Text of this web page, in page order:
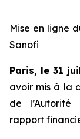
Mise en ligne
Sanofi
Paris, le 31
avoir mis à la
de l’Autorité
rapport